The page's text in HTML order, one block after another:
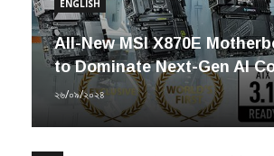
All-New MSI X870E
to Dominate Next-Gen AI
২৬/০৯/২০২৪